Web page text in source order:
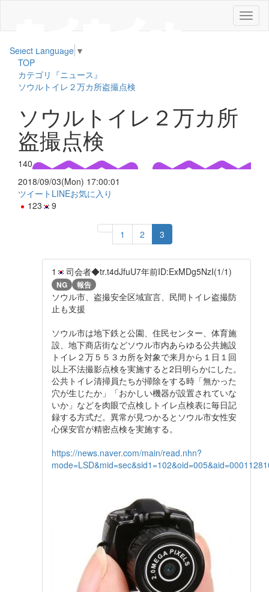
メ
ニ
Select Language ▼
TOP
カテゴリ『ニュース』
ソウルトイレ２万カ所盗撮点検
ソウルトイレ２万カ所
盗撮点検
140
2018/09/03(Mon) 17:00:01
ツイート LINEお気に入り
123
9
1 2 3
1 司会者◆tr.t4dJfuU7年前ID:ExMDg5NzI(1/1)
NG 報告
ソウル市、盗撮安全区域宣言、民間トイレ盗撮防
止も支援
ソウル市は地下鉄と公園、住民センター、体育施
設、地下商店街などソウル市内あらゆる公共施設
トイレ２万５５３カ所を対象で来月から１日１回
以上不法撮影点検を実施すると2日明らかにした。
公共トイレ清掃員たちが掃除をする時「無かった
穴が生じたか」「おかしい機器が設置されていな
いか」などを肉眼で点検しトイレ点検表に毎日記
録する方式だ。異常が見つかるとソウル市女性安
心保安官が精密点検を実施する。
https://news.naver.com/main/read.nhn?